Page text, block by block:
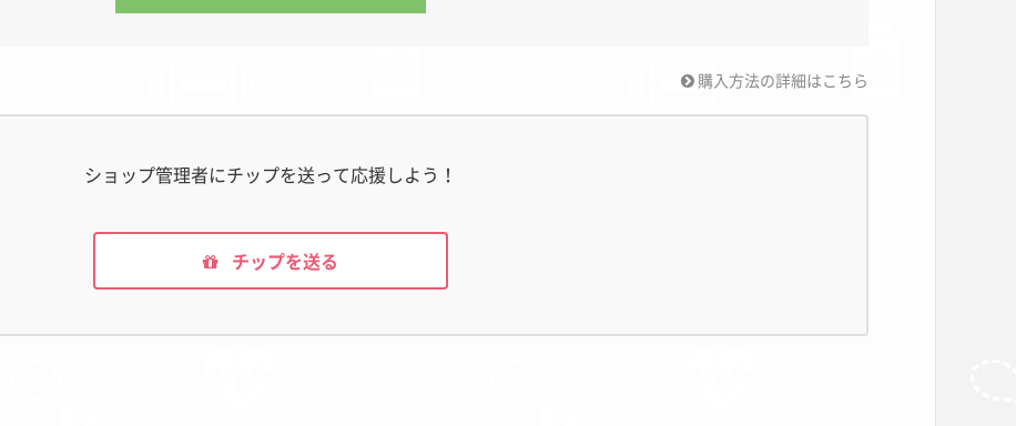
購入方法の詳細はこちら
ショップ管理者にチップを送って応援しよう！
チップを送る